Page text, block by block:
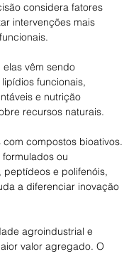
considera fatores
intervenções mais
vêm sendo
funcionais,
e nutrição
recursos naturais.
compostos bioativos.
ou
e polifenóis,
a diferenciar inovação
agroindustrial e
valor agregado. O